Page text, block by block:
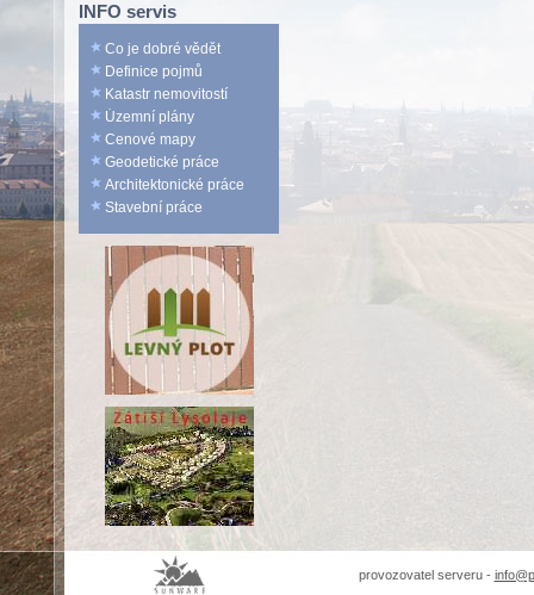
INFO servis
Co je dobré vědět
Definice pojmů
Katastr nemovitostí
Územní plány
Cenové mapy
Geodetické práce
Architektonické práce
Stavební práce
provozovatel serveru -